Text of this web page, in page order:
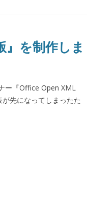
を制作しま
ー『Office Open XML
先になってしまったた